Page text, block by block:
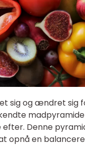
sig og ændret sig
Denne
opnå en